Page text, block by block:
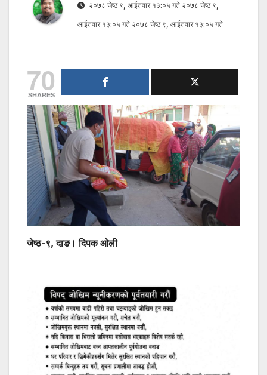
२०७८ जेष्ठ ९, आईतवार १३:०५ गते २०७८ जेष्ठ ९,
आईतवार १३:०५ गते २०७८ जेष्ठ ९, आईतवार १३:०५ गते
70
SHARES
जेष्ठ-९, दाङ। दिपक ओली